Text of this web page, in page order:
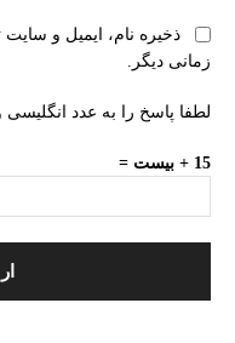
ذخیره نام، ایمیل و
زمانی دیگر.
لطفا پاسخ را به عدد انگلیسی
15 + بیست =